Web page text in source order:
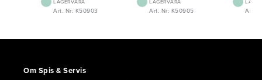
LAGERVARA
Art. Nr: K50903
LAGERVARA
Art. Nr: K50905 Art.
Om Spis & Servis